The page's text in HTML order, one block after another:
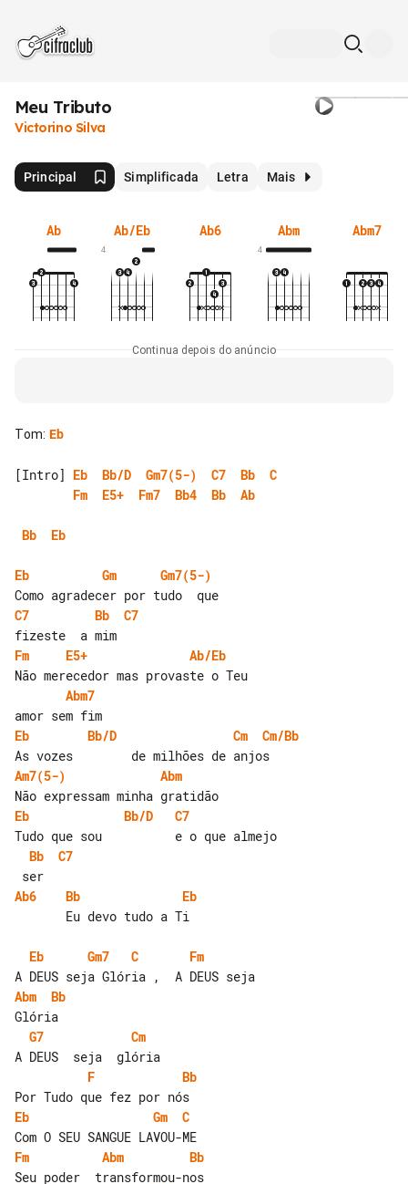
Meu Tributo
Victorino Silva
Principal Simplificada Letra Mais
Ab Ab/Eb
4
Ab6 Abm
4
Abm7
Continua depois do anúncio
Tom: Eb
[Intro] Eb Bb/D Gm7(5-) C7 Bb
C
Fm
E5+ Fm7 Bb4 Bb Ab
Bb Eb
Eb Gm
Gm7(5-)
C7
Bb
C7
Fm
E5+
Ab/Eb
Abm7
Eb
Bb/D Cm
Cm/Bb
Am7(5-)
Abm
Eb
Bb/D
C7
Bb
C7
Ab6
Bb
Eb
Eb Gm7 C
Fm
Abm
Bb
G7
Cm
F
Bb
Eb
Gm
C
Fm
Abm
Bb